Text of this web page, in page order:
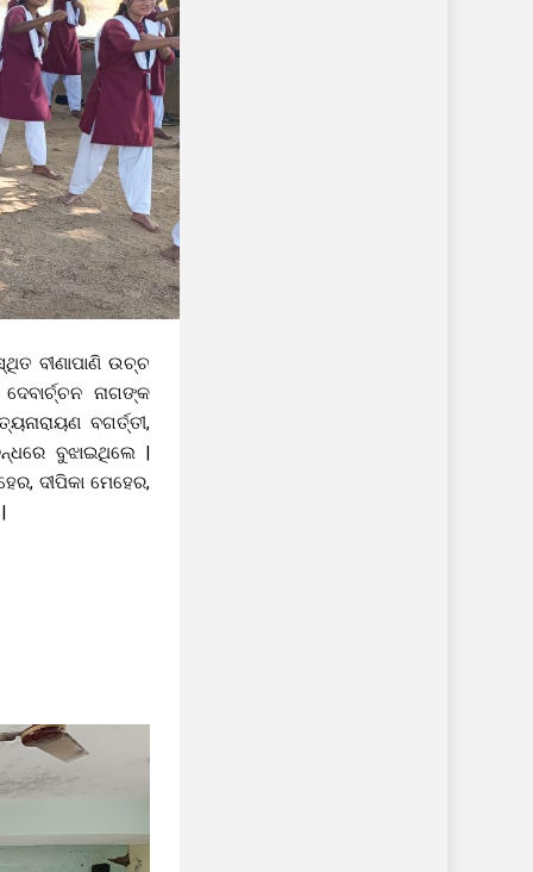
ବୀଣାପାଣି ଉଚ୍ଚ
ନାଗଙ୍କ
ବଗର୍ତ୍ତୀ,
ବୁଝାଇଥିଲେ |
ଦୀପିକା ମେହେର,